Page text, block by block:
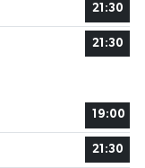
21:30
21:30
19:00
21:30